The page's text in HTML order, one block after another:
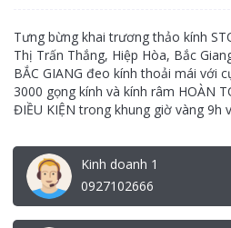
Tưng bừng khai trương thảo kính
Thị Trấn Thắng, Hiệp Hòa, Bắc
BẮC GIANG đeo kính thoải mái với
3000 gọng kính và kính râm HOÀN
ĐIỀU KIỆN trong khung giờ vàng 9h
Kinh doanh 1
0927102666